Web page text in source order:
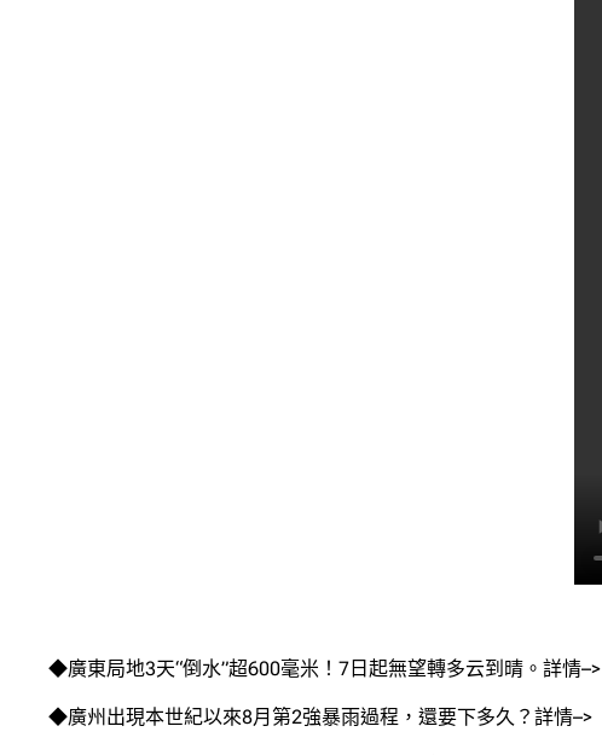
◆廣東局地3天“倒水”超600毫米！7日起無望轉多云到晴。詳情–>
◆廣州出現本世紀以來8月第2強暴雨過程，還要下多久？詳情–>